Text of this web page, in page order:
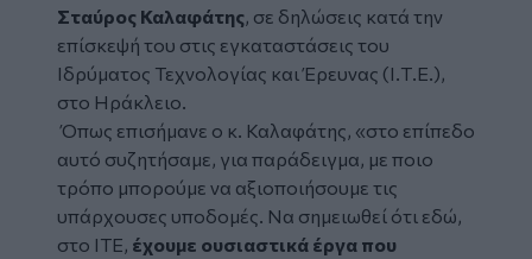
Σταύρος Καλαφάτης, σε δηλώσεις κατά την
επίσκεψή του στις εγκαταστάσεις του
Ιδρύματος Τεχνολογίας και Έρευνας (Ι.Τ.Ε.),
στο Ηράκλειο.
Όπως επισήμανε ο κ. Καλαφάτης, «στο επίπεδο
αυτό συζητήσαμε, για παράδειγμα, με ποιο
τρόπο μπορούμε να αξιοποιήσουμε τις
υπάρχουσες υποδομές. Να σημειωθεί ότι εδώ,
στο ΙΤΕ, έχουμε ουσιαστικά έργα που